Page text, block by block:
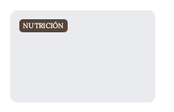
NUTRICIÓN